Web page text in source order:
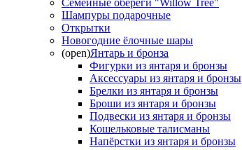
Семейные обереги "Willow Tree"
Шампуры подарочные
Открытки
Новогодние ёлочные шары
(open)Янтарь и бронза
Фигурки из янтаря и бронзы
Аксессуары из янтаря и бронзы
Брелки из янтаря и бронзы
Броши из янтаря и бронзы
Подвески из янтаря и бронзы
Кошельковые талисманы
Напёрстки из янтаря и бронзы